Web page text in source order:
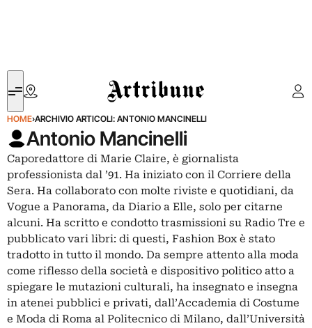
Artribune
HOME›ARCHIVIO ARTICOLI: ANTONIO MANCINELLI
Antonio Mancinelli
Caporedattore di Marie Claire, è giornalista
professionista dal ’91. Ha iniziato con il Corriere della
Sera. Ha collaborato con molte riviste e quotidiani, da
Vogue a Panorama, da Diario a Elle, solo per citarne
alcuni. Ha scritto e condotto trasmissioni su Radio Tre e
pubblicato vari libri: di questi, Fashion Box è stato
tradotto in tutto il mondo. Da sempre attento alla moda
come riflesso della società e dispositivo politico atto a
spiegare le mutazioni culturali, ha insegnato e insegna
in atenei pubblici e privati, dall’Accademia di Costume
e Moda di Roma al Politecnico di Milano, dall’Università